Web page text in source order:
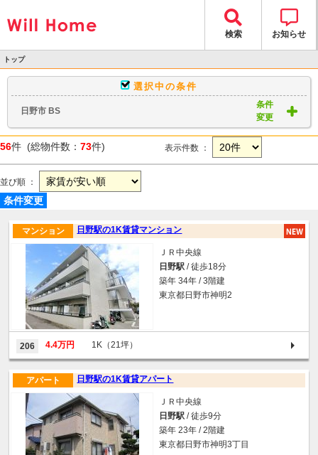
検索 お知らせ
トップ
物件検索
> 物件一覧
選択中の条件
日野市 BS
条件
変更
56件 (総物件数： 73件) 表示件数 ：
並び順 ：
条件変更
日野駅の1K賃貸マンション
マンション
ＪＲ中央線
日野駅 / 徒歩18分
築年 34年 / 3階建
東京都日野市神明2
206 4.4万円 1K（21坪）
日野駅の1K賃貸アパート
アパート
ＪＲ中央線
日野駅 / 徒歩9分
築年 23年 / 2階建
東京都日野市神明3丁目